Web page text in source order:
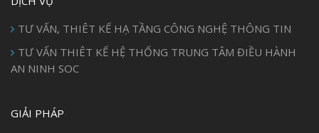
TƯ VẤN, THIÊT KẾ HẠ TẦNG CÔNG NGHỆ THÔNG TIN
TƯ VẤN THIÊT KẾ HỆ THỐNG TRUNG TÂM ĐIỀU HÀNH
AN NINH SOC
GIẢI PHÁP